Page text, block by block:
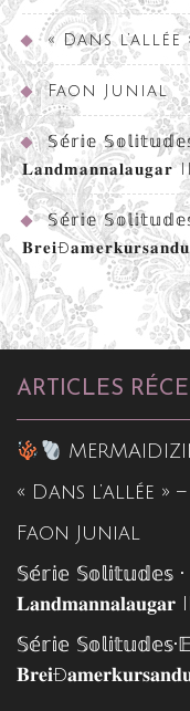
« Dans
Faon Junial
𝕊𝕖́𝕣𝕚𝕖
𝐋𝐚𝐧𝐝𝐦𝐚𝐧𝐧𝐚𝐥𝐚𝐮𝐠𝐚𝐫 II
𝕊𝕖́𝕣𝕚𝕖
ARTICLES
« Dans l’allée »
Faon Junial
𝕊𝕖́𝕣𝕚𝕖 𝕊𝕠𝕝𝕚𝕥𝕦𝕕𝕖𝕤
𝐋𝐚𝐧𝐝𝐦𝐚𝐧𝐧𝐚𝐥𝐚𝐮𝐠𝐚𝐫 II
𝕊𝕖́𝕣𝕚𝕖